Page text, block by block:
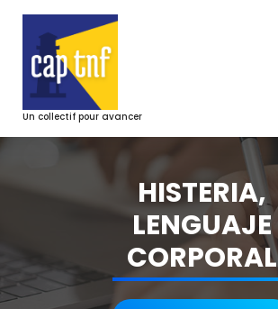
contenu
Un collectif pour avancer
HISTERIA,
LENGUAJE
CORPORAL